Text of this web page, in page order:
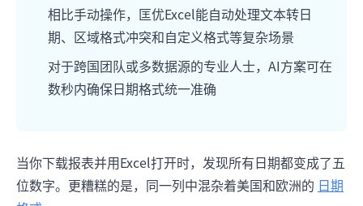
相比手动操作，匡优Excel能自动处理文本转日
期、区域格式冲突和自定义格式等复杂场景
对于跨国团队或多数据源的专业人士，AI方案可在
数秒内确保日期格式统一准确
当你下载报表并用Excel打开时，发现所有日期都变成了五
位数字。更糟糕的是，同一列中混杂着美国和欧洲的 日期